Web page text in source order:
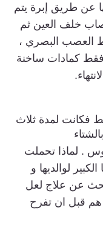
عن طريق إبرة يتم
خلف العين ثم
العصب البصري ،
كمادات ساخنة
فكانت لمدة ثلاث
. لماذا تحملت
لوالديها و
عن علاج لعل
قبل ان تفرح